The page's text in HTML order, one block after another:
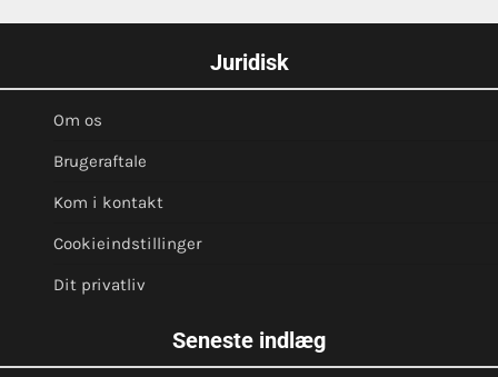
Juridisk
Om os
Brugeraftale
Kom i kontakt
Cookieindstillinger
Dit privatliv
Seneste indlæg